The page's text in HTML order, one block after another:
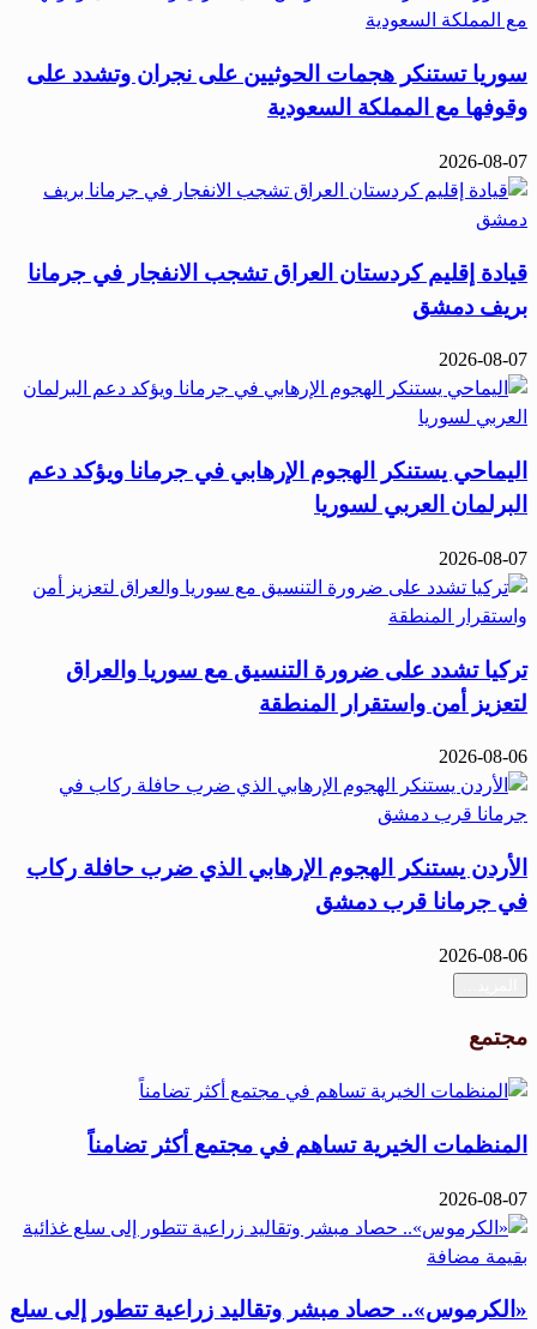
سوريا تستنكر هجمات الحوثيين على نجران وتشدد على
وقوفها مع المملكة السعودية
2026-08-07
قيادة إقليم كردستان العراق تشجب الانفجار في جرمانا
بريف دمشق
2026-08-07
اليماحي يستنكر الهجوم الإرهابي في جرمانا ويؤكد دعم
البرلمان العربي لسوريا
2026-08-07
تركيا تشدد على ضرورة التنسيق مع سوريا والعراق
لتعزيز أمن واستقرار المنطقة
2026-08-06
الأردن يستنكر الهجوم الإرهابي الذي ضرب حافلة ركاب
في جرمانا قرب دمشق
2026-08-06
مجتمع
المنظمات الخيرية تساهم في مجتمع أكثر تضامناً
2026-08-07
«الكرموس».. حصاد مبشر وتقاليد زراعية تتطور إلى سلع